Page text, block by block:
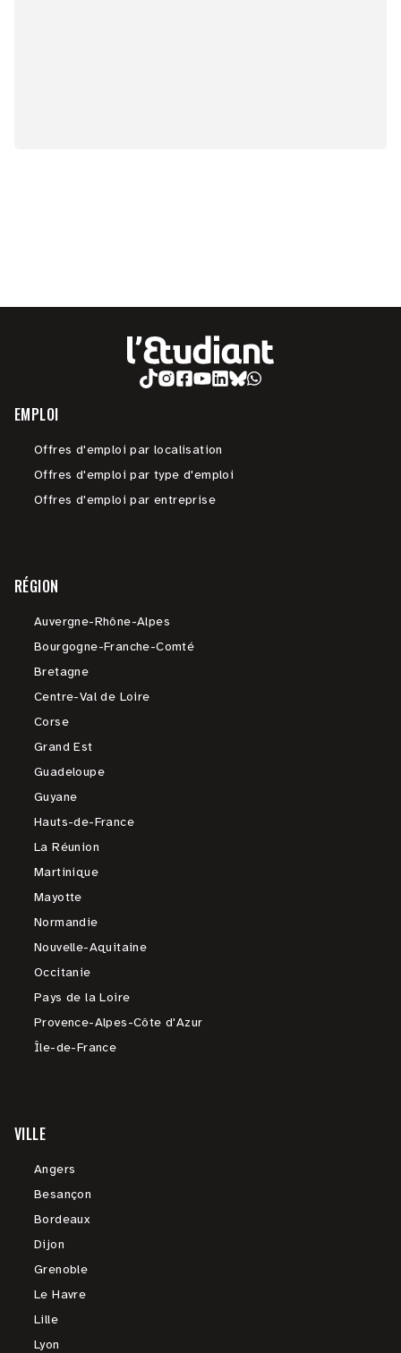
EMPLOI
Offres d'emploi par localisation
Offres d'emploi par type d'emploi
Offres d'emploi par entreprise
RÉGION
Auvergne-Rhône-Alpes
Bourgogne-Franche-Comté
Bretagne
Centre-Val de Loire
Corse
Grand Est
Guadeloupe
Guyane
Hauts-de-France
La Réunion
Martinique
Mayotte
Normandie
Nouvelle-Aquitaine
Occitanie
Pays de la Loire
Provence-Alpes-Côte d'Azur
Île-de-France
VILLE
Angers
Besançon
Bordeaux
Dijon
Grenoble
Le Havre
Lille
Lyon